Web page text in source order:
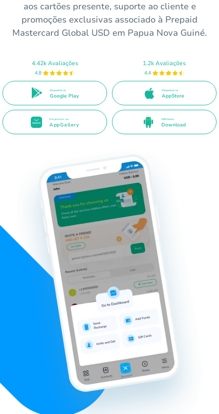
aos cartões presente, suporte ao cliente e
promoções exclusivas associado à Prepaid
Mastercard Global USD em Papua Nova Guiné.
4.42k Avaliações
4.8
Disponível no
Google Play
1.2k Avaliações
4.4
Disponível na
AppStore
Disponível na
AppGallery
APK Direto
Download